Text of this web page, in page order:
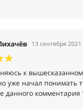
13 сентября
к
уже начал понимать
данного комментария